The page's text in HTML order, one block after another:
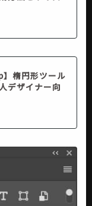
楕円形ツール
デザイナー向